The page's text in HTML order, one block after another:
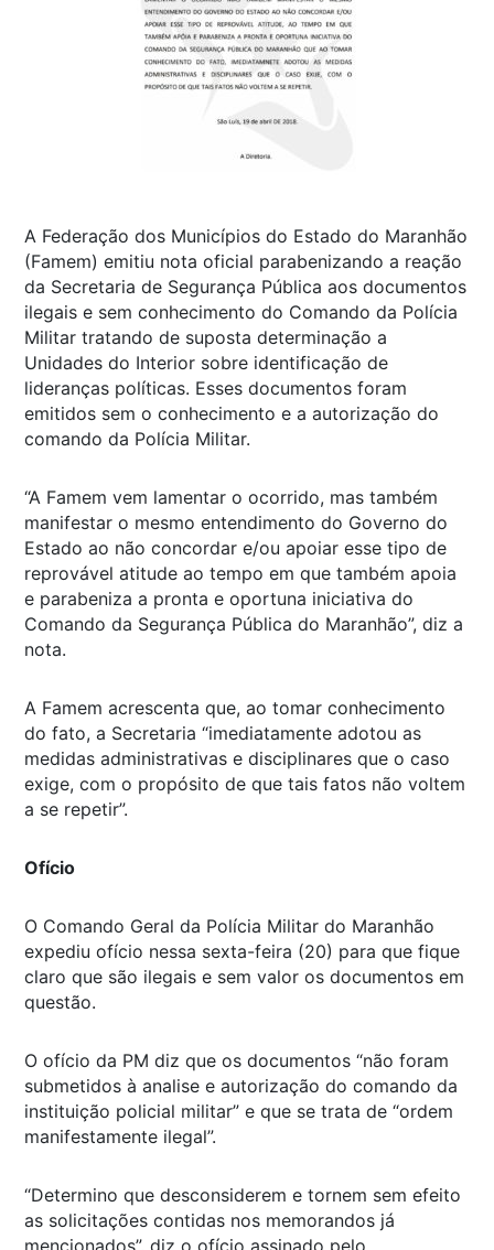
A Federação dos Municípios do Estado do Maranhão
(Famem) emitiu nota oficial parabenizando a reação
da Secretaria de Segurança Pública aos documentos
ilegais e sem conhecimento do Comando da Polícia
Militar tratando de suposta determinação a
Unidades do Interior sobre identificação de
lideranças políticas. Esses documentos foram
emitidos sem o conhecimento e a autorização do
comando da Polícia Militar.
“A Famem vem lamentar o ocorrido, mas também
manifestar o mesmo entendimento do Governo do
Estado ao não concordar e/ou apoiar esse tipo de
reprovável atitude ao tempo em que também apoia
e parabeniza a pronta e oportuna iniciativa do
Comando da Segurança Pública do Maranhão”, diz a
nota.
A Famem acrescenta que, ao tomar conhecimento
do fato, a Secretaria “imediatamente adotou as
medidas administrativas e disciplinares que o caso
exige, com o propósito de que tais fatos não voltem
a se repetir”.
Ofício
O Comando Geral da Polícia Militar do Maranhão
expediu ofício nessa sexta-feira (20) para que fique
claro que são ilegais e sem valor os documentos em
questão.
O ofício da PM diz que os documentos “não foram
submetidos à analise e autorização do comando da
instituição policial militar” e que se trata de “ordem
manifestamente ilegal”.
“Determino que desconsiderem e tornem sem efeito
as solicitações contidas nos memorandos já
mencionados”, diz o ofício assinado pelo